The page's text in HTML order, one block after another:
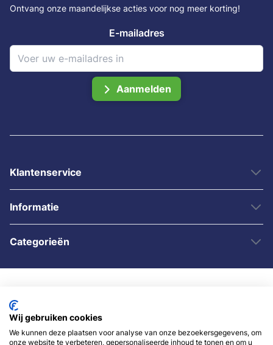
Ontvang onze maandelijkse acties voor nog meer korting!
E-mailadres
Aanmelden
Klantenservice
Informatie
Categorieën
Wij gebruiken cookies
We kunnen deze plaatsen voor analyse van onze bezoekersgegevens, om
onze website te verbeteren, gepersonaliseerde inhoud te tonen en om u